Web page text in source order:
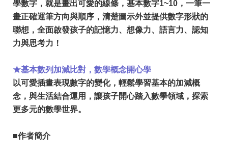
學數字，就是畫出可愛的線條，基本數字1~10，一筆一
畫正確運筆方向與順序，清楚圖示外並提供數字形狀的
聯想，全面啟發孩子的記憶力、想像力、語言力、認知
力與思考力！
★基本數列加減比對，數學概念開心學
​以可愛插畫表現數字的變化，輕鬆學習基本的加減概
念，與生活結合運用，讓孩子開心踏入數學領域，探索
更多元的數學世界。
■作者簡介